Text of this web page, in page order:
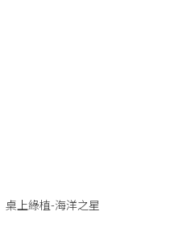
桌上綠植-海洋之星